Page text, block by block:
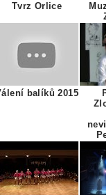
Tvrz Orlice
balíků 2015